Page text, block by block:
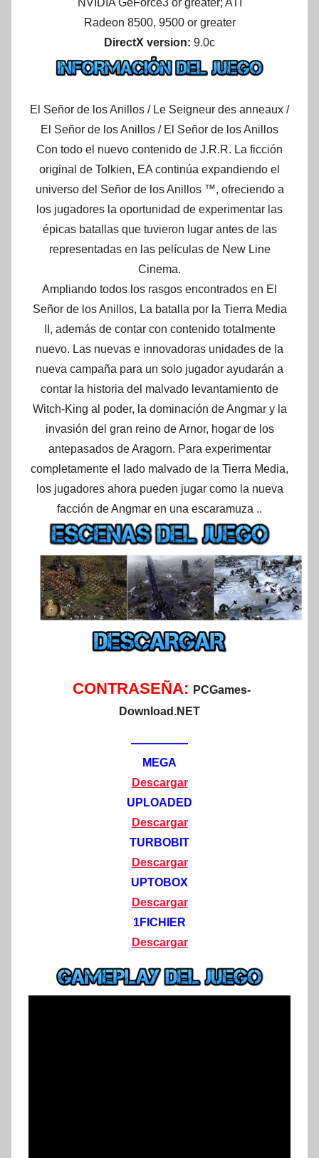
NVIDIA GeForce3 or greater; ATI
Radeon 8500, 9500 or greater
DirectX version: 9.0c
El Señor de los Anillos / Le Seigneur des anneaux /
El Señor de los Anillos / El Señor de los Anillos
Con todo el nuevo contenido de J.R.R. La ficción
original de Tolkien, EA continúa expandiendo el
universo del Señor de los Anillos ™, ofreciendo a
los jugadores la oportunidad de experimentar las
épicas batallas que tuvieron lugar antes de las
representadas en las películas de New Line
Cinema.
Ampliando todos los rasgos encontrados en El
Señor de los Anillos, La batalla por la Tierra Media
II, además de contar con contenido totalmente
nuevo. Las nuevas e innovadoras unidades de la
nueva campaña para un solo jugador ayudarán a
contar la historia del malvado levantamiento de
Witch-King al poder, la dominación de Angmar y la
invasión del gran reino de Arnor, hogar de los
antepasados de Aragorn. Para experimentar
completamente el lado malvado de la Tierra Media,
los jugadores ahora pueden jugar como la nueva
facción de Angmar en una escaramuza ..
CONTRASEÑA: PCGames-
Download.NET
—————
MEGA
Descargar
UPLOADED
Descargar
TURBOBIT
Descargar
UPTOBOX
Descargar
1FICHIER
Descargar